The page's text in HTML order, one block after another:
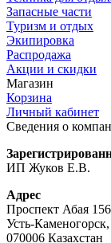
Запасные части
Туризм и отдых
Экипировка
Распродажа
Акции и скидки
Магазин
Корзина
Личный кабинет
Сведения о
ИП Жуков Е.В.
Адрес
Проспект Абая
Усть-
070006 Казахстан